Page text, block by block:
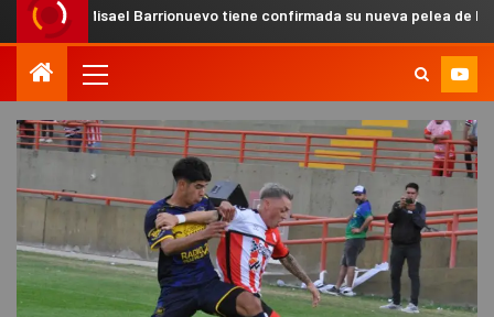
Barrionuevo tiene confirmada su nueva pelea de MMA Pro